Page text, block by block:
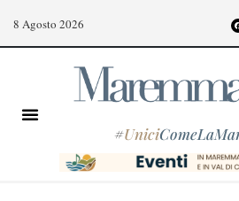
8 Agosto 2026
#Unici